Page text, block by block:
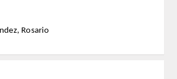
Rosario